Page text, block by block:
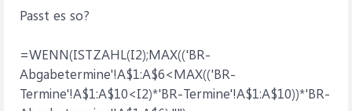
Passt es so?
=WENN(ISTZAHL(I2);MAX(('BR-
Abgabetermine'!A$1:A$6<MAX(('BR-
Termine'!A$1:A$10<I2)*'BR-Termine'!A$1:A$10))*'BR-